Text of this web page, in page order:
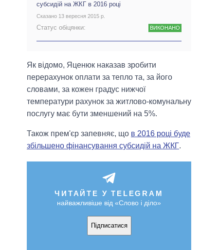
субсидій на ЖКГ в 2016 році
Сказано 13 вересня 2015 р.
Статус обіцянки: ВИКОНАНО
Як відомо, Яценюк наказав зробити
перерахунок оплати за тепло та, за його
словами, за кожен градус нижчої
температури рахунок за житлово-комунальну
послугу має бути зменшений на 5%.
Також прем'єр запевняє, що в 2016 році буде
збільшено фінансування субсидій на ЖКГ.
ЧИТАЙТЕ У TELEGRAM
найважливіше від «Слово і діло»
Підписатися